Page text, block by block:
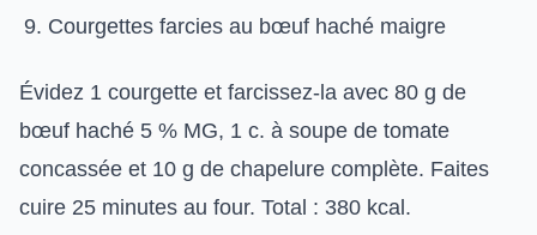
Courgettes farcies au bœuf haché maigre
Évidez 1 courgette et farcissez-la avec 80 g de
bœuf haché 5 % MG, 1 c. à soupe de tomate
concassée et 10 g de chapelure complète. Faites
cuire 25 minutes au four. Total : 380 kcal.